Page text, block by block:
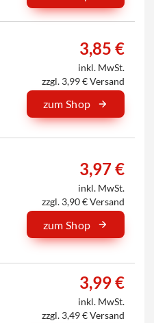
3,85 €
inkl. MwSt.
zzgl. 3,99 € Versand
zum Shop
3,97 €
inkl. MwSt.
zzgl. 3,90 € Versand
zum Shop
3,99 €
inkl. MwSt.
zzgl. 3,49 € Versand